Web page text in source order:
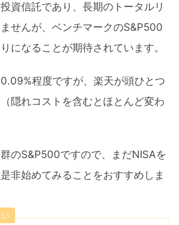
資信託であり、長期のトータルリ
せんが、ベンチマークのS&P500
になることが期待されています。
程度ですが、楽天が頭ひとつ
隠れコストを含むとほとんど変わ
のS&P500ですので、まだNISAを
非始めてみることをおすすめしま